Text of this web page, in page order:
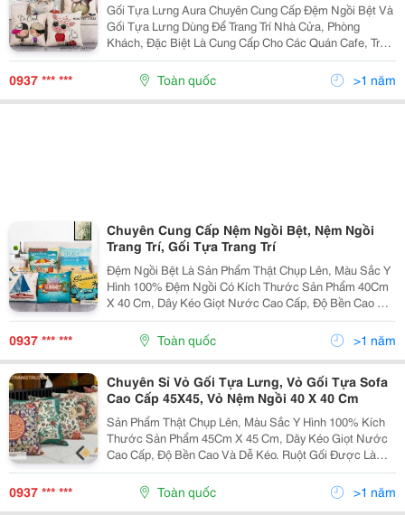
Gối Tựa Lưng Aura Chuyên Cung Cấp Đệm Ngồi Bệt Và
Gối Tựa Lưng Dùng Để Trang Trí Nhà Cửa, Phòng
Khách, Đặc Biệt Là Cung Cấp Cho Các Quán Cafe, Trà
Sữa , Văn Phòng . Sản Phẩm Thật Chụp Lên, Màu Sắc
Y Hình 100% Kích Thước Sản Phẩm 45Cm X 45 Cm,...
0937 *** *** Toàn quốc >1 năm
Chuyên Cung Cấp Nệm Ngồi Bệt, Nệm Ngồi
Trang Trí, Gối Tựa Trang Trí
Đệm Ngồi Bệt Là Sản Phẩm Thật Chụp Lên, Màu Sắc Y
Hình 100% Đệm Ngồi Có Kích Thước Sản Phẩm 40Cm
X 40 Cm, Dây Kéo Giọt Nước Cao Cấp, Độ Bền Cao Và
Dễ Kéo. Nệm Ngồi Có Chất Vải Thoáng Mát,Không Ra
Màu, Không Xù Lông,Nằm Mát, Giặt...
0937 *** *** Toàn quốc >1 năm
Chuyên Sỉ Vỏ Gối Tựa Lưng, Vỏ Gối Tựa Sofa
Cao Cấp 45X45, Vỏ Nệm Ngồi 40 X 40 Cm
Sản Phẩm Thật Chụp Lên, Màu Sắc Y Hình 100% Kích
Thước Sản Phẩm 45Cm X 45 Cm, Dây Kéo Giọt Nước
Cao Cấp, Độ Bền Cao Và Dễ Kéo. Ruột Gối Được Làm
Từ Bông Gòn Công Nghiệp Cao Cấp , Sạch, Đảm Bảo
Vệ Sinh Và An Toàn Cho Người Sử Dụng. Chất...
0937 *** *** Toàn quốc >1 năm